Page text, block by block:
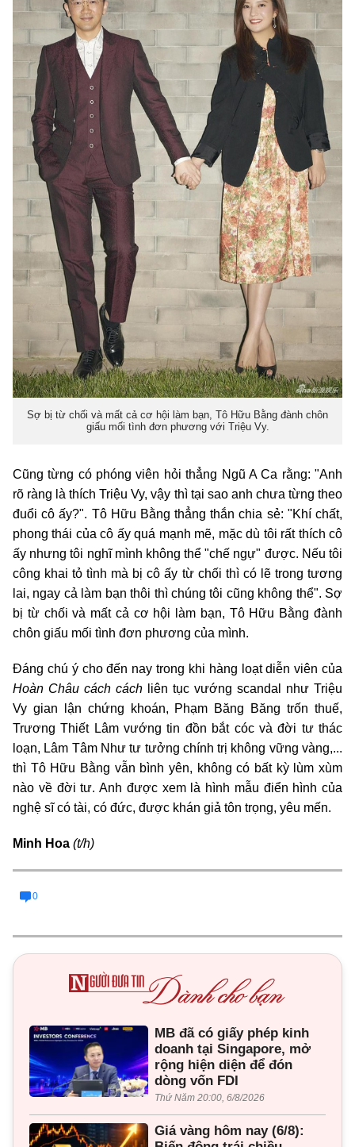
Sợ bị từ chối và mất cả cơ hội làm bạn, Tô Hữu Bằng đành chôn
giấu mối tình đơn phương với Triệu Vy.
Cũng từng có phóng viên hỏi thẳng Ngũ A Ca rằng: "Anh
rõ ràng là thích Triệu Vy, vậy thì tại sao anh chưa từng theo
đuổi cô ấy?". Tô Hữu Bằng thẳng thắn chia sẻ: "Khí chất,
phong thái của cô ấy quá mạnh mẽ, mặc dù tôi rất thích cô
ấy nhưng tôi nghĩ mình không thể "chế ngự" được. Nếu tôi
công khai tỏ tình mà bị cô ấy từ chối thì có lẽ trong tương
lai, ngay cả làm bạn thôi thì chúng tôi cũng không thể". Sợ
bị từ chối và mất cả cơ hội làm bạn, Tô Hữu Bằng đành
chôn giấu mối tình đơn phương của mình.
Đáng chú ý cho đến nay trong khi hàng loạt diễn viên của
Hoàn Châu cách cách liên tục vướng scandal như Triệu
Vy gian lận chứng khoán, Phạm Băng Băng trốn thuế,
Trương Thiết Lâm vướng tin đồn bắt cóc và đời tư thác
loạn, Lâm Tâm Như tư tưởng chính trị không vững vàng,...
thì Tô Hữu Bằng vẫn bình yên, không có bất kỳ lùm xùm
nào về đời tư. Anh được xem là hình mẫu điển hình của
nghệ sĩ có tài, có đức, được khán giả tôn trọng, yêu mến.
Minh Hoa (t/h)
0
MB đã có giấy phép kinh
doanh tại Singapore, mở
rộng hiện diện để đón
dòng vốn FDI
Thứ Năm 20:00, 6/8/2026
Giá vàng hôm nay (6/8):